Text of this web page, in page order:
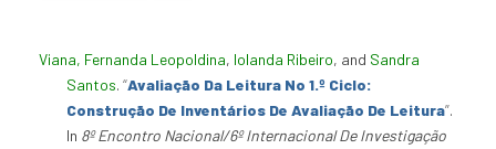
Viana, Fernanda Leopoldina, Iolanda Ribeiro, and Sandra
Santos. “Avaliação Da Leitura No 1.º Ciclo:
Construção De Inventários De Avaliação De Leitura”.
In 8º Encontro Nacional/6º Internacional De Investigação